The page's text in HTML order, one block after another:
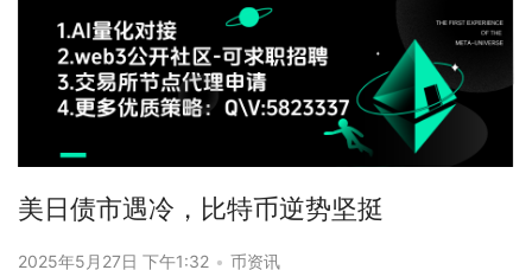
美日债市遇冷，比特币逆势坚挺
2025年5月27日 下午1:32 • 币资讯